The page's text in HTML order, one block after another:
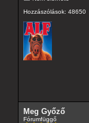
Hozzászólások: 48650
Meg Győző
Fórumfüggő